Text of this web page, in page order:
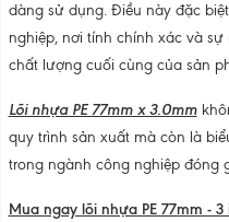
dàng sử dụng. Điều này đặc
nghiệp, nơi tính chính xác và
chất lượng cuối cùng của sản
Lõi nhựa PE 77mm x 3.0mm
quy trình sản xuất mà còn là
trong ngành công nghiệp đóng
Mua ngay lõi nhựa PE 77mm - 3